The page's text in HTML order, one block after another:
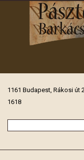
1161 Budapest, Rákosi út
1618